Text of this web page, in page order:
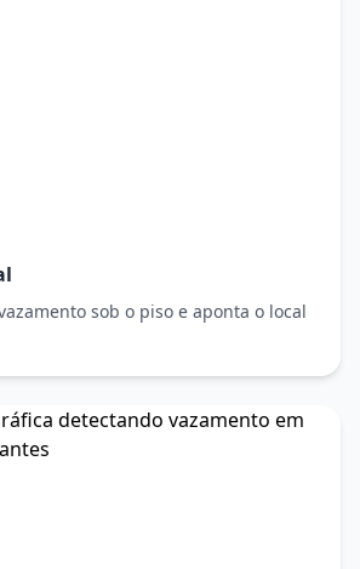
sob o piso e aponta o local